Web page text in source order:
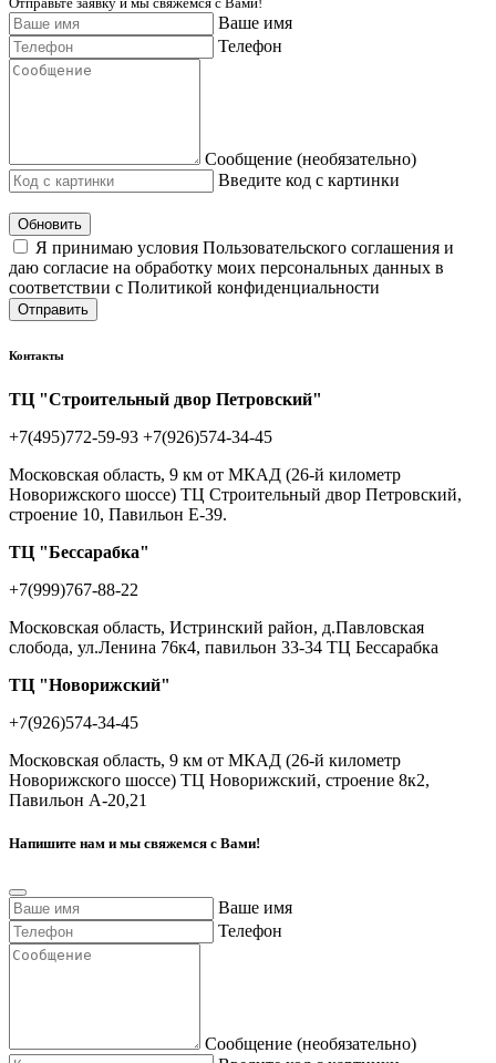
Ваше имя
Телефон
Сообщение (необязательно)
Введите код с картинки
Обновить
Я принимаю условия Пользовательского соглашения и
даю согласие на обработку моих персональных данных в
соответствии с Политикой конфиденциальности
Отправить
Контакты
ТЦ "Строительный двор Петровский"
+7(495)772-59-93 +7(926)574-34-45
Московская область, 9 км от МКАД (26-й километр
Новорижского шоссе) ТЦ Строительный двор Петровский,
строение 10, Павильон Е-39.
ТЦ "Бессарабка"
+7(999)767-88-22
Московская область, Истринский район, д.Павловская
слобода, ул.Ленина 76к4, павильон 33-34 ТЦ Бессарабка
ТЦ "Новорижский"
+7(926)574-34-45
Московская область, 9 км от МКАД (26-й километр
Новорижского шоссе) ТЦ Новорижский, строение 8к2,
Павильон А-20,21
Напишите нам и мы свяжемся с Вами!
Ваше имя
Телефон
Сообщение (необязательно)